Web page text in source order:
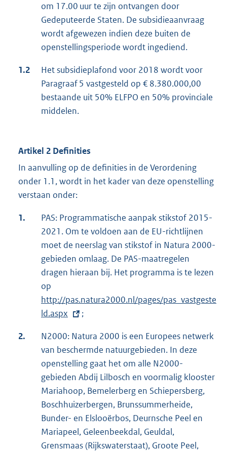
om 17.00 uur te zijn ontvangen door
Gedeputeerde Staten. De subsidieaanvraag
wordt afgewezen indien deze buiten de
openstellingsperiode wordt ingediend.
1.2
Het subsidieplafond voor 2018 wordt voor
Paragraaf 5 vastgesteld op € 8.380.000,00
bestaande uit 50% ELFPO en 50% provinciale
middelen.
Artikel 2 Definities
In aanvulling op de definities in de Verordening
onder 1.1, wordt in het kader van deze openstelling
verstaan onder:
1.
PAS: Programmatische aanpak stikstof 2015-
2021. Om te voldoen aan de EU-richtlijnen
moet de neerslag van stikstof in Natura 2000-
gebieden omlaag. De PAS-maatregelen
dragen hieraan bij. Het programma is te lezen
op
x
t
r
n
e
l
i
n
k
:
http://pas.natura2000.nl/pages/pas_vastgeste
ld.aspx
;
2.
N2000: Natura 2000 is een Europees netwerk
van beschermde natuurgebieden. In deze
openstelling gaat het om alle N2000-
gebieden Abdij Lilbosch en voormalig klooster
Mariahoop, Bemelerberg en Schiepersberg,
Boschhuizerbergen, Brunssummerheide,
Bunder- en Elslooërbos, Deurnsche Peel en
Mariapeel, Geleenbeekdal, Geuldal,
Grensmaas (Rijkswaterstaat), Groote Peel,